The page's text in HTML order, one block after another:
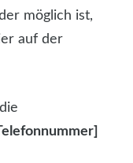
möglich ist,
auf der